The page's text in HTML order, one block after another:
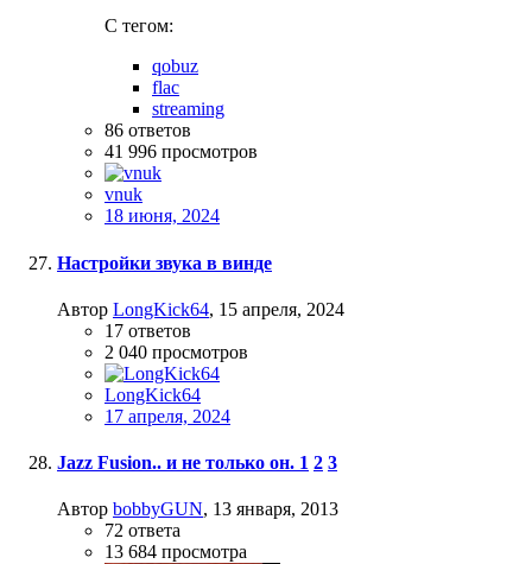
C тегом:
qobuz
flac
streaming
86 ответов
41 996 просмотров
vnuk
18 июня, 2024
Настройки звука в винде
Автор LongKick64, 15 апреля, 2024
17 ответов
2 040 просмотров
LongKick64
17 апреля, 2024
Jazz Fusion.. и не только он. 1 2 3
Автор bobbyGUN, 13 января, 2013
72 ответа
13 684 просмотра